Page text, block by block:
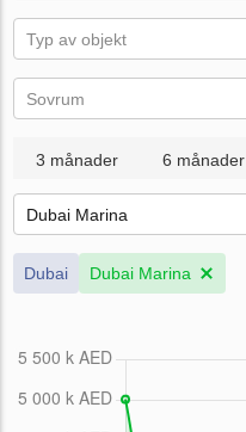
Typ av objekt
Sovrum
3 månader 6 månader
Dubai Marina
Dubai Dubai Marina